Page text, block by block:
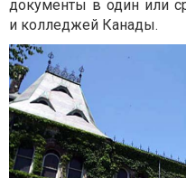
документы в один или
и колледжей Канады.